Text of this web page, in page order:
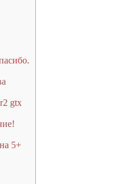
gtx
5+